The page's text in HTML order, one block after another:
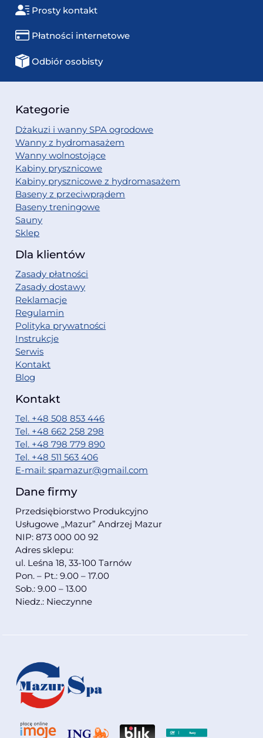
Prosty kontakt
Płatności internetowe
Odbiór osobisty
Kategorie
Dżakuzi i wanny SPA ogrodowe
Wanny z hydromasażem
Wanny wolnostojące
Kabiny prysznicowe
Kabiny prysznicowe z hydromasażem
Baseny z przeciwprądem
Baseny treningowe
Sauny
Sklep
Dla klientów
Zasady płatności
Zasady dostawy
Reklamacje
Regulamin
Polityka prywatności
Instrukcje
Serwis
Kontakt
Blog
Kontakt
Tel. +48 508 853 446
Tel. +48 662 258 298
Tel. +48 798 779 890
Tel. +48 511 563 406
E-mail: spamazur@gmail.com
Dane firmy
Przedsiębiorstwo Produkcyjno
Usługowe ,,Mazur” Andrzej Mazur
NIP: 873 000 00 92
Adres sklepu:
ul. Leśna 18, 33-100 Tarnów
Pon. – Pt.: 9.00 – 17.00
Sob.: 9.00 – 13.00
Niedz.: Nieczynne